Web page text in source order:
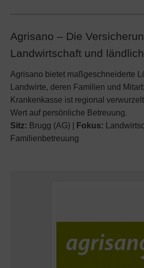
Agrisano – Die
Landwirtschaft und
Agrisano bietet maßgeschneiderte
Landwirte, deren Familien und
Krankenkasse ist regional
Wert auf persönliche Betreuung.
Sitz: Brugg (AG) | Fokus:
Familienbetreuung